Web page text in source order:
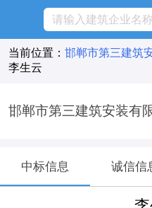
当前位置： 邯郸市第三建筑
李生云
邯郸市第三建筑安装有
中标信息 诚信信